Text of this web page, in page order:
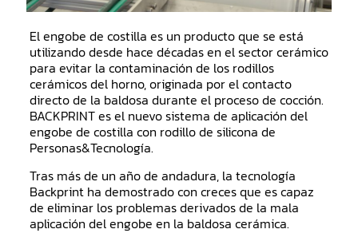
El engobe de costilla es un producto que se está
utilizando desde hace décadas en el sector cerámico
para evitar la contaminación de los rodillos
cerámicos del horno, originada por el contacto
directo de la baldosa durante el proceso de cocción.
BACKPRINT es el nuevo sistema de aplicación del
engobe de costilla con rodillo de silicona de
Personas&Tecnología.
Tras más de un año de andadura, la tecnología
Backprint ha demostrado con creces que es capaz
de eliminar los problemas derivados de la mala
aplicación del engobe en la baldosa cerámica.